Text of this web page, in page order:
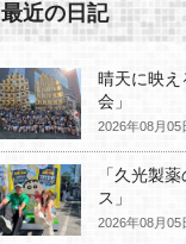
最近の日記
晴天に映え
会」
2026年08月05
「久光製
ス」
2026年08月05